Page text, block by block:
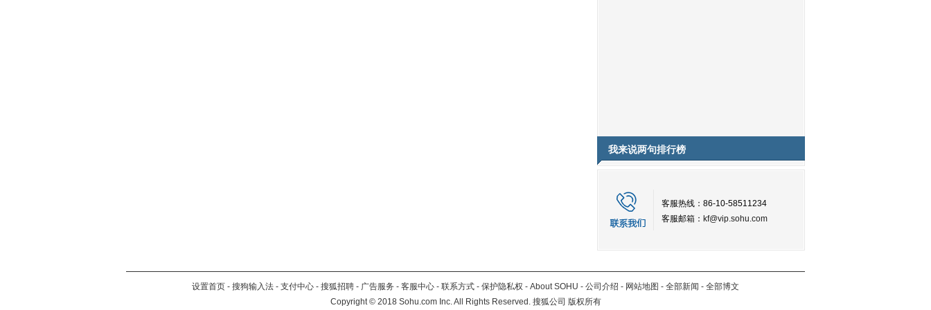
我来说两句排行榜
客服热线：86-10-58511234
客服邮箱： kf@vip.sohu.com
设置首页 - 搜狗输入法 - 支付中心 - 搜狐招聘 - 广告服务 - 客服中心 - 联系方式 - 保护隐私权 - About SOHU - 公司介绍 - 网站地图 - 全部新闻 - 全部博文
Copyright©2018 Sohu.com Inc. All Rights Reserved. 搜狐公司 版权所有